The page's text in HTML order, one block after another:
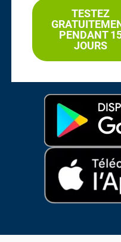
TESTEZ
PENDANT
JOURS